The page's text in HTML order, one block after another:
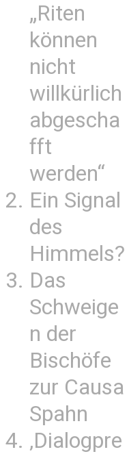
„Riten
können
nicht
willkürlich
abgescha
fft
werden“
Ein Signal
des
Himmels?
Das
Schweige
n der
Bischöfe
zur Causa
Spahn
‚Dialogpre